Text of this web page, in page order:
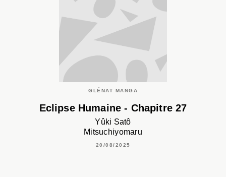
GLÉNAT MANGA
Eclipse Humaine - Chapitre 27
Yûki Satô
Mitsuchiyomaru
20/08/2025